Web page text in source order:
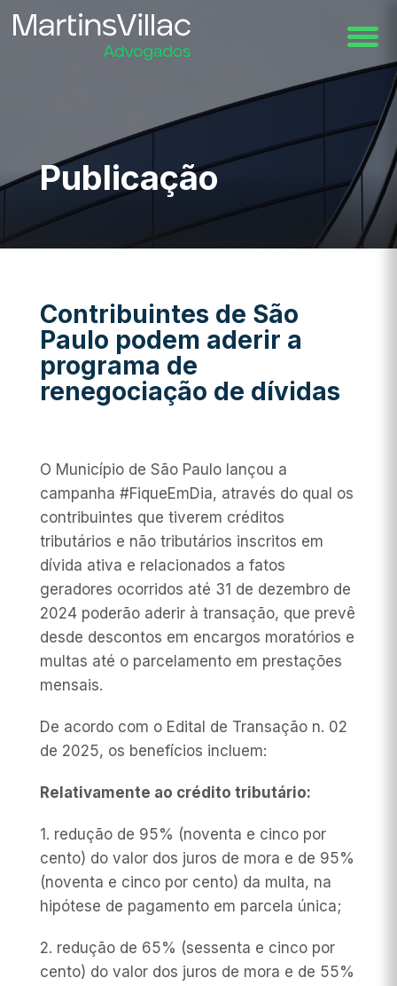
Publicação
Contribuintes de São
Paulo podem aderir a
programa de
renegociação de dívidas
O Município de São Paulo lançou a
campanha #FiqueEmDia, através do qual os
contribuintes que tiverem créditos
tributários e não tributários inscritos em
dívida ativa e relacionados a fatos
geradores ocorridos até 31 de dezembro de
2024 poderão aderir à transação, que prevê
desde descontos em encargos moratórios e
multas até o parcelamento em prestações
mensais.
De acordo com o Edital de Transação n. 02
de 2025, os benefícios incluem:
Relativamente ao crédito tributário:
1. redução de 95% (noventa e cinco por
cento) do valor dos juros de mora e de 95%
(noventa e cinco por cento) da multa, na
hipótese de pagamento em parcela única;
2. redução de 65% (sessenta e cinco por
cento) do valor dos juros de mora e de 55%